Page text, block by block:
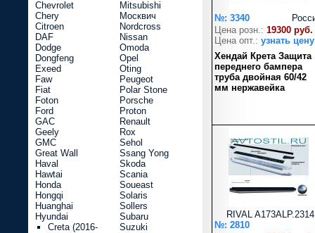
№: 3340
Цена розн.: 19300 руб.
Цена опт.: узнать цену
Хендай Крета Защита
переднего бампера
труба двойная 60/42
мм нержавейка
RIVAL
№: 2810
Chevrolet
Chery
Citroen
DAF
Dodge
Dongfeng
Exeed
Faw
Fiat
Foton
Ford
GAC
Geely
GMC
Great Wall
Haval
Hawtai
Honda
Hongqi
Huanghai
Hyundai
Creta (2016-
Mitsubishi
Москвич
Nordcross
Nissan
Omoda
Opel
Oting
Peugeot
Polar Stone
Porsche
Proton
Renault
Rox
Sehol
Ssang Yong
Skoda
Scania
Soueast
Solaris
Sollers
Subaru
Suzuki